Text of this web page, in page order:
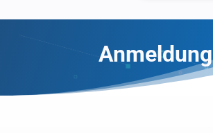
Anmeldung